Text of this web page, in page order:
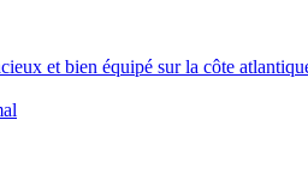
et bien équipé sur la côte